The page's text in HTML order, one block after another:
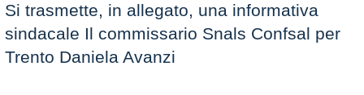
Si trasmette, in allegato, una informativa
sindacale Il commissario Snals Confsal per
Trento Daniela Avanzi